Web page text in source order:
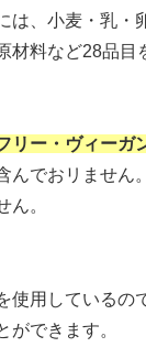
は、小麦・乳・
材料など28品目
リー・ヴィーガ
んでおリません
ん。
使用しているの
ができます。